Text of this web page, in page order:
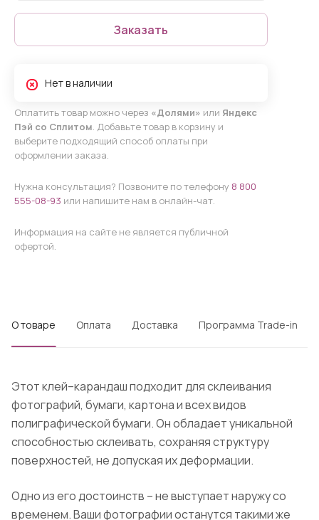
Заказать
Нет в наличии
Оплатить товар можно через «Долями» или Яндекс
Пэй со Сплитом. Добавьте товар в корзину и
выберите подходящий способ оплаты при
оформлении заказа.
Нужна консультация? Позвоните по телефону 8 800
555-08-93 или напишите нам в онлайн-чат.
Информация на сайте не является публичной
офертой.
О товаре Оплата Доставка Программа Trade-in
Этот клей–карандаш подходит для склеивания
фотографий, бумаги, картона и всех видов
полиграфической бумаги. Он обладает уникальной
способностью склеивать, сохраняя структуру
поверхностей, не допуская их деформации.
Одно из его достоинств – не выступает наружу со
временем. Ваши фотографии останутся такими же